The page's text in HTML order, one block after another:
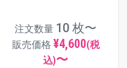
注文数量 10 枚〜
販売価格 ¥4,600(税
込)〜